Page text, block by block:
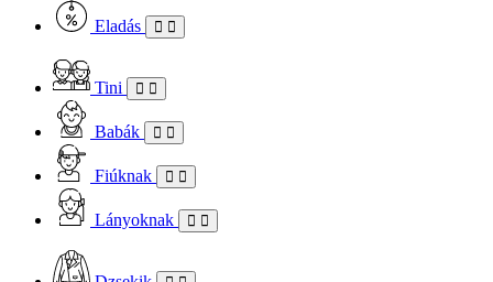
Eladás
Tini
Babák
Fiúknak
Lányoknak